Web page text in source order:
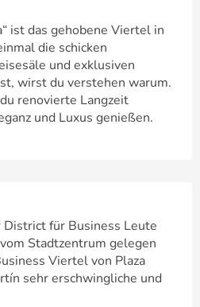
ist das gehobene Viertel in
die schicken
und exklusiven
wirst du verstehen warum.
renovierte Langzeit
und Luxus genießen.
für Business Leute
Stadtzentrum gelegen
Viertel von Plaza
sehr erschwingliche und